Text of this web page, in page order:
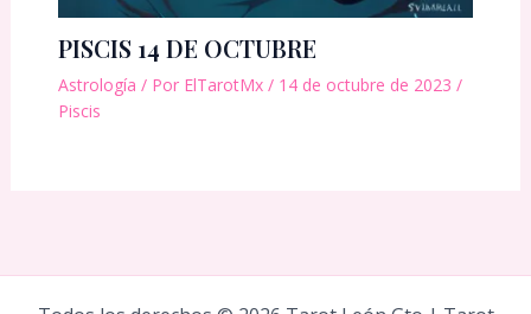
PISCIS 14 DE OCTUBRE
Astrología / Por ElTarotMx / 14 de octubre de 2023 /
Piscis